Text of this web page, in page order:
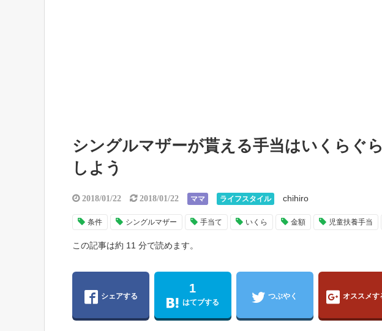
シングルマザーが貰える手当はいくらぐ
しよう
2018/01/22 2018/01/22 ママ ライフスタイル chihiro
条件 シングルマザー 手当て いくら 金額 児童扶養手当
この記事は約 11 分で読めます。
シェアする
1
はてブする
つぶやく オススメす